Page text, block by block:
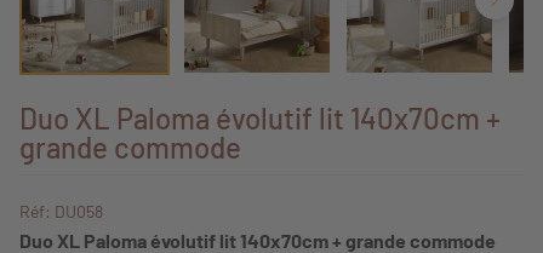
Duo XL Paloma évolutif lit 140x70cm +
grande commode
Réf: DU058
Duo XL Paloma évolutif lit 140x70cm + grande commode